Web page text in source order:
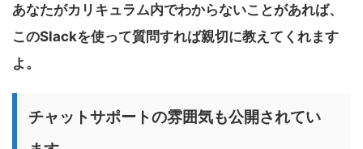
あなたがカリキュラム内でわからないことがあれば、
このSlackを使って質問すれば親切に教えてくれます
よ。
チャットサポートの雰囲気も公開されてい